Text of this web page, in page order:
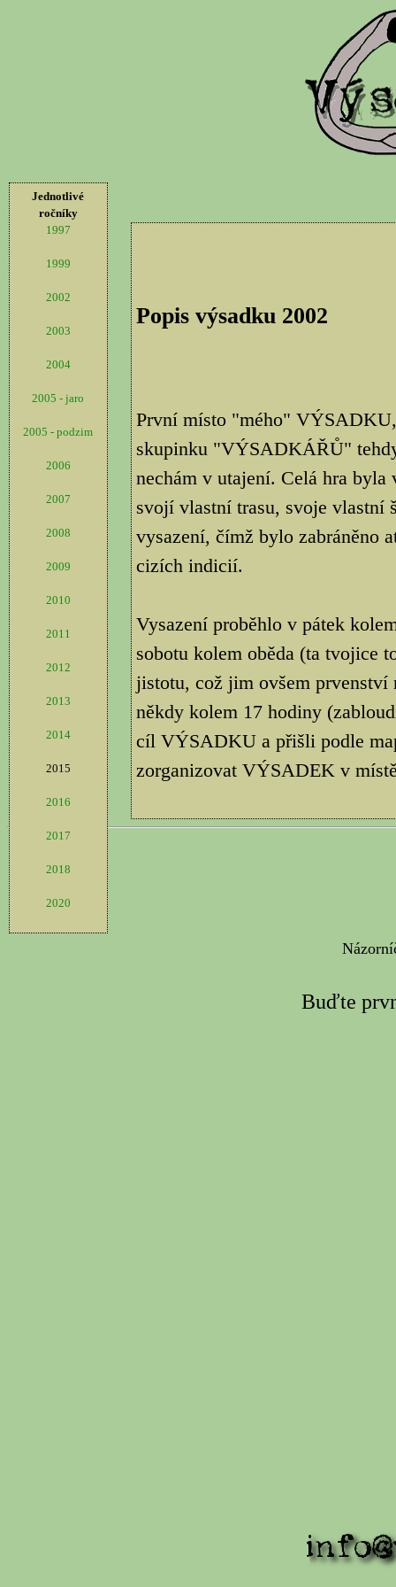
Jednotlivé
ročníky
1997
1999
2002
2003
2004
2005 - jaro
2005 - podzim
2006
2007
2008
2009
2010
2011
2012
2013
2014
2015
2016
2017
2018
2020
Popis výsadku 2002
První místo "mého"
skupinku "VÝSADKÁŘŮ"
nechám v utajení. Celá hra byla
svojí vlastní trasu, svoje vlastní
vysazení, čímž bylo zabráněno
cizích indicií.
Vysazení proběhlo v pátek
sobotu kolem oběda (ta tvojice
jistotu, což jim ovšem
někdy kolem 17 hodiny
cíl VÝSADKU a přišli podle
zorganizovat VÝSADEK v